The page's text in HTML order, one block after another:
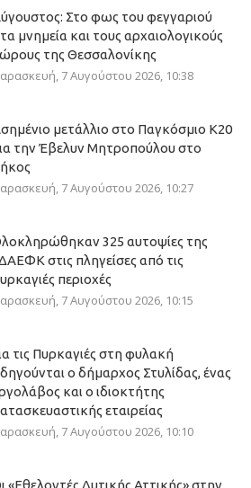
Στο φως του φεγγαριού
μνημεία και τους αρχαιολογικούς
της Θεσσαλονίκης
7 Αυγούστου 2026, 10:38
μετάλλιο στο Παγκόσμιο Κ20
την Έβελυν Μητροπούλου στο
7 Αυγούστου 2026, 10:27
325 αυτοψίες της
στις πληγείσες από τις
περιοχές
7 Αυγούστου 2026, 10:15
τις Πυρκαγιές στη φυλακή
ο δήμαρχος Στυλίδας, ένας
και ο ιδιοκτήτης
εταιρείας
7 Αυγούστου 2026, 10:10
«Εθελοντές Δυτικής Αττικής» στην